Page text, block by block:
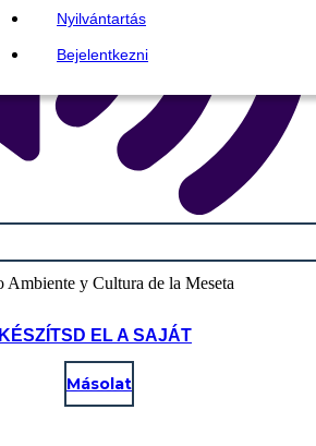
Nyilvántartás
Bejelentkezni
KÉSZÍTSD EL A SAJÁT
Másolat